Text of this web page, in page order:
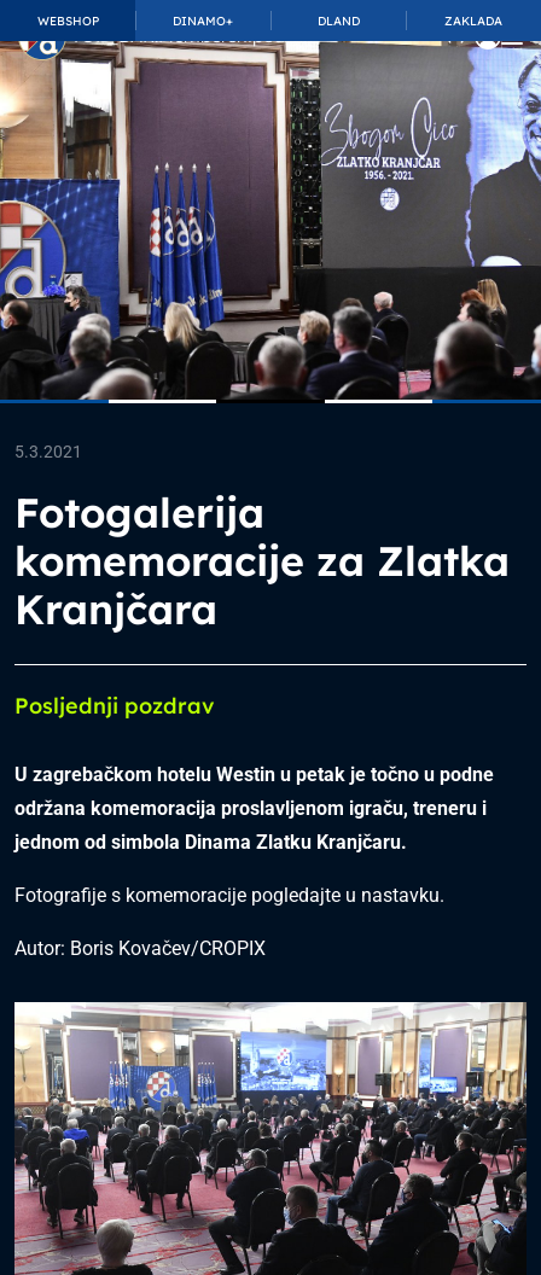
WEBSHOP DINAMO+ DLAND ZAKLADA
TOP_BAR.MembershipSuffix
5.3.2021
Fotogalerija
komemoracije za Zlatka
Kranjčara
Posljednji pozdrav
U zagrebačkom hotelu Westin u petak je točno u podne
održana komemoracija proslavljenom igraču, treneru i
jednom od simbola Dinama Zlatku Kranjčaru.
Fotografije s komemoracije pogledajte u nastavku.
Autor: Boris Kovačev/CROPIX